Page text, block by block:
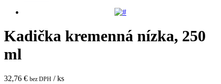
Kadička kremenná nízka, 250
ml
32,76 € bez DPH / ks